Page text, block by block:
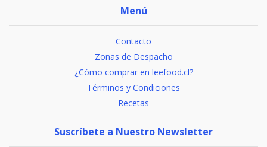
Menú
Contacto
Zonas de Despacho
¿Cómo comprar en leefood.cl?
Términos y Condiciones
Recetas
Suscríbete a Nuestro Newsletter